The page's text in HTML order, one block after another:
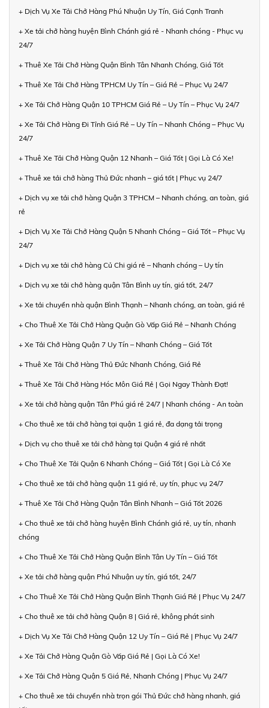
+ Dịch Vụ Xe Tải Chở Hàng Phú Nhuận Uy Tín, Giá Cạnh Tranh
+ Xe tải chở hàng huyện Bình Chánh giá rẻ - Nhanh chóng - Phục vụ
24/7
+ Thuê Xe Tải Chở Hàng Quận Bình Tân Nhanh Chóng, Giá Tốt
+ Thuê Xe Tải Chở Hàng TPHCM Uy Tín – Giá Rẻ – Phục Vụ 24/7
+ Xe Tải Chở Hàng Quận 10 TPHCM Giá Rẻ – Uy Tín – Phục Vụ 24/7
+ Xe Tải Chở Hàng Đi Tỉnh Giá Rẻ – Uy Tín – Nhanh Chóng – Phục Vụ
24/7
+ Thuê Xe Tải Chở Hàng Quận 12 Nhanh – Giá Tốt | Gọi Là Có Xe!
+ Thuê xe tải chở hàng Thủ Đức nhanh – giá tốt | Phục vụ 24/7
+ Dịch vụ xe tải chở hàng Quận 3 TPHCM – Nhanh chóng, an toàn, giá
rẻ
+ Dịch Vụ Xe Tải Chở Hàng Quận 5 Nhanh Chóng – Giá Tốt – Phục Vụ
24/7
+ Dịch vụ xe tải chở hàng Củ Chi giá rẻ – Nhanh chóng – Uy tín
+ Dịch vụ xe tải chở hàng quận Tân Bình uy tín, giá tốt, 24/7
+ Xe tải chuyển nhà quận Bình Thạnh – Nhanh chóng, an toàn, giá rẻ
+ Cho Thuê Xe Tải Chở Hàng Quận Gò Vấp Giá Rẻ – Nhanh Chóng
+ Xe Tải Chở Hàng Quận 7 Uy Tín – Nhanh Chóng – Giá Tốt
+ Thuê Xe Tải Chở Hàng Thủ Đức Nhanh Chóng, Giá Rẻ
+ Thuê Xe Tải Chở Hàng Hóc Môn Giá Rẻ | Gọi Ngay Thành Đạt!
+ Xe tải chở hàng quận Tân Phú giá rẻ 24/7 | Nhanh chóng - An toàn
+ Cho thuê xe tải chở hàng tại quận 1 giá rẻ, đa dạng tải trọng
+ Dịch vụ cho thuê xe tải chở hàng tại Quận 4 giá rẻ nhất
+ Cho Thuê Xe Tải Quận 6 Nhanh Chóng – Giá Tốt | Gọi Là Có Xe
+ Cho thuê xe tải chở hàng quận 11 giá rẻ, uy tín, phục vụ 24/7
+ Thuê Xe Tải Chở Hàng Quận Tân Bình Nhanh – Giá Tốt 2026
+ Cho thuê xe tải chở hàng huyện Bình Chánh giá rẻ, uy tín, nhanh
chóng
+ Cho Thuê Xe Tải Chở Hàng Quận Bình Tân Uy Tín – Giá Tốt
+ Xe tải chở hàng quận Phú Nhuận uy tín, giá tốt, 24/7
+ Cho Thuê Xe Tải Chở Hàng Quận Bình Thạnh Giá Rẻ | Phục Vụ 24/7
+ Cho thuê xe tải chở hàng Quận 8 | Giá rẻ, không phát sinh
+ Dịch Vụ Xe Tải Chở Hàng Quận 12 Uy Tín – Giá Rẻ | Phục Vụ 24/7
+ Xe Tải Chở Hàng Quận Gò Vấp Giá Rẻ | Gọi Là Có Xe!
+ Xe Tải Chở Hàng Quận 5 Giá Rẻ, Nhanh Chóng | Phục Vụ 24/7
+ Cho thuê xe tải chuyển nhà trọn gói Thủ Đức chở hàng nhanh, giá